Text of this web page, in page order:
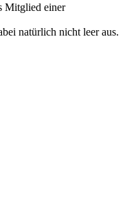
Mitglied einer
natürlich nicht leer aus.